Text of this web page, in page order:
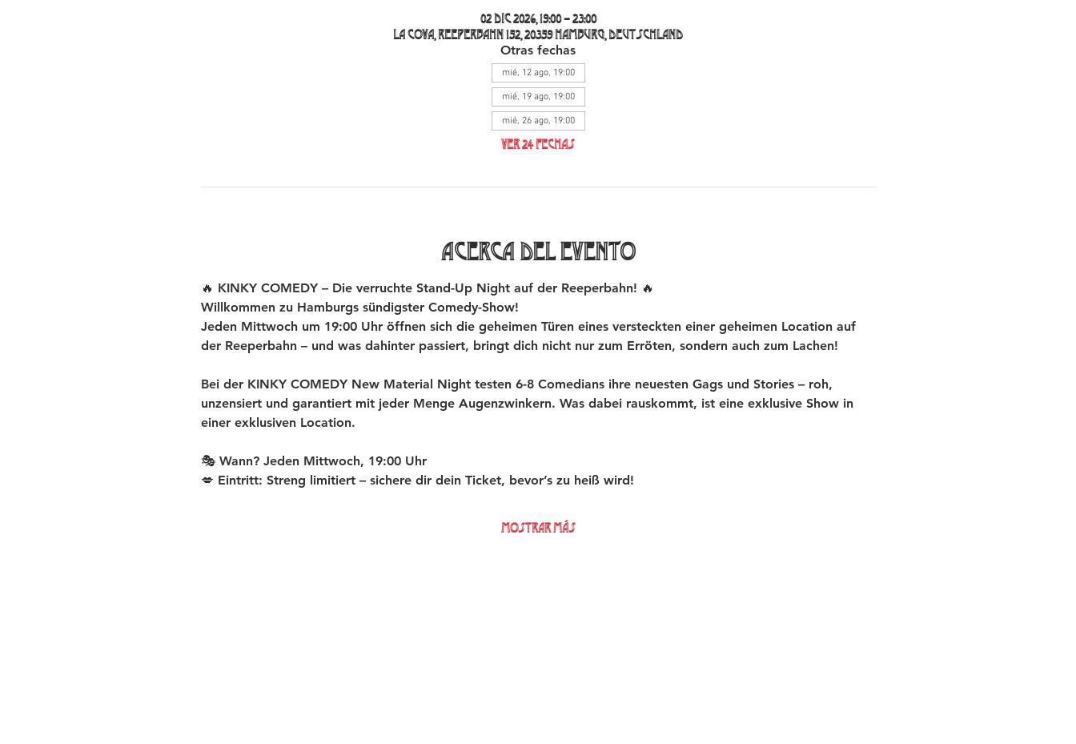
02 dic 2026, 19:00 – 23:00
La Cova, Reeperbahn 152, 20359 Hamburg, Deutschland
Otras fechas
mié, 12 ago, 19:00
mié, 19 ago, 19:00
mié, 26 ago, 19:00
Ver 24 fechas
Acerca del evento
🔥 KINKY COMEDY – Die verruchte Stand-Up Night auf der Reeperbahn! 🔥
Willkommen zu Hamburgs sündigster Comedy-Show!
Jeden Mittwoch um 19:00 Uhr öffnen sich die geheimen Türen eines versteckten einer geheimen Location auf
der Reeperbahn – und was dahinter passiert, bringt dich nicht nur zum Erröten, sondern auch zum Lachen!
Bei der KINKY COMEDY New Material Night testen 6-8 Comedians ihre neuesten Gags und Stories – roh,
unzensiert und garantiert mit jeder Menge Augenzwinkern. Was dabei rauskommt, ist eine exklusive Show in
einer exklusiven Location.
🎭 Wann? Jeden Mittwoch, 19:00 Uhr
💋 Eintritt: Streng limitiert – sichere dir dein Ticket, bevor’s zu heiß wird!
Mostrar más